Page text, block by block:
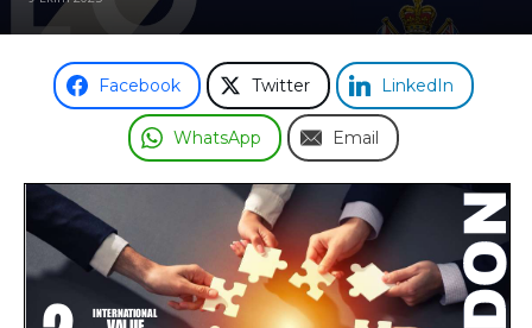
Facebook Twitter LinkedIn
WhatsApp Email